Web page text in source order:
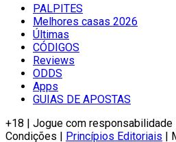
PALPITES
Melhores casas 2026
Últimas
CÓDIGOS
Reviews
ODDS
Apps
GUIAS DE APOSTAS
+18 | Jogue com
Condições | Princípios Editoriais |